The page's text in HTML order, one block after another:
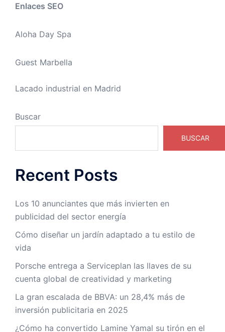
Enlaces SEO
Aloha Day Spa
Guest Marbella
Lacado industrial en Madrid
Buscar
BUSCAR
Recent Posts
Los 10 anunciantes que más invierten en
publicidad del sector energía
Cómo diseñar un jardín adaptado a tu estilo de
vida
Porsche entrega a Serviceplan las llaves de su
cuenta global de creatividad y marketing
La gran escalada de BBVA: un 28,4% más de
inversión publicitaria en 2025
¿Cómo ha convertido Lamine Yamal su tirón en el